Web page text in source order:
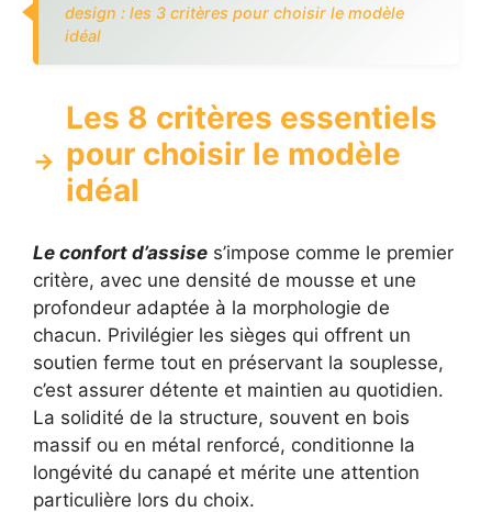
design : les 3 critères pour choisir le modèle
idéal
Les 8 critères essentiels
pour choisir le modèle
idéal
Le confort d’assise s’impose comme le premier
critère, avec une densité de mousse et une
profondeur adaptée à la morphologie de
chacun. Privilégier les sièges qui offrent un
soutien ferme tout en préservant la souplesse,
c’est assurer détente et maintien au quotidien.
La solidité de la structure, souvent en bois
massif ou en métal renforcé, conditionne la
longévité du canapé et mérite une attention
particulière lors du choix.